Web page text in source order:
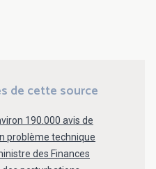
de cette source
190.000 avis de
problème technique
des Finances